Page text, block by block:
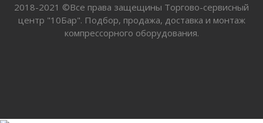
2018-2021 ©Все права защещины Торгово-сервисный
центр "10Бар". Подбор, продажа, доставка и монтаж
компрессорного оборудования.